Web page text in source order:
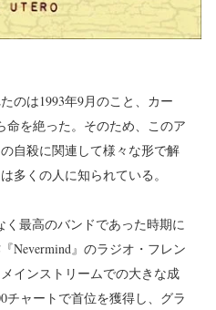
のは1993年9月のこと、カー
命を絶った。そのため、このア
自殺に関連して様々な形で解
多くの人に知られている。
く最高のバンドであった時期に
Nevermind』のラジオ・フレン
インストリームでの大きな成
チャートで首位を獲得し、グラ